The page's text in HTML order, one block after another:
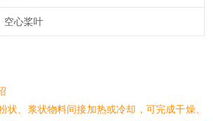
空心桨叶
状、浆状物料间接加热或冷却，可完成干燥、